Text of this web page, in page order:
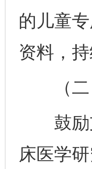
的儿童
资料，
（二）
鼓励支
床医学